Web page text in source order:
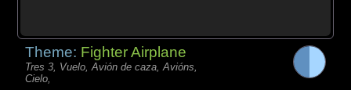
Theme: Fighter Airplane
Tres 3, Vuelo, Avión de caza, Avións,
Cielo,